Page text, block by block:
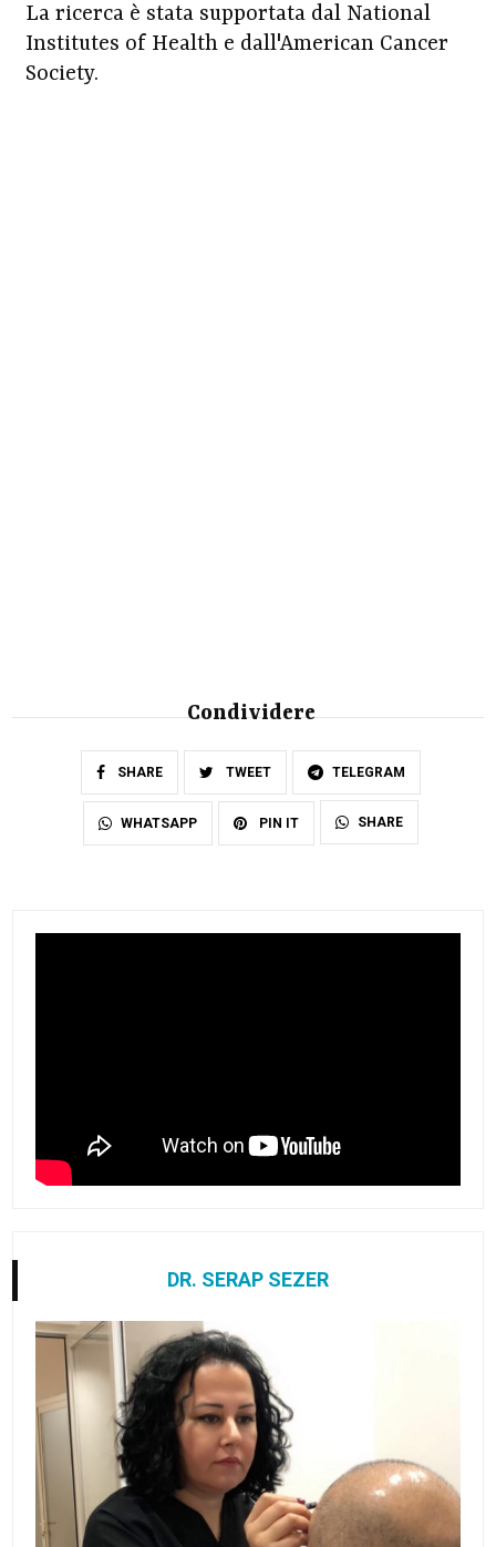
La ricerca è stata supportata dal National
Institutes of Health e dall'American Cancer
Society.
Condividere
SHARE TWEET TELEGRAM
WHATSAPP PIN IT SHARE
DR. SERAP SEZER